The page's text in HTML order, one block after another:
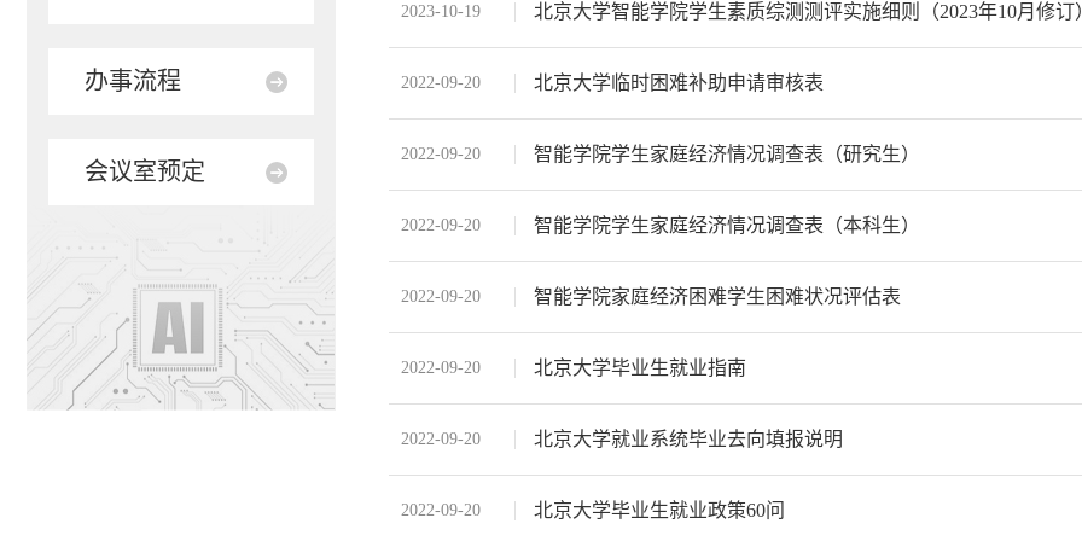
办事流程
会议室预定
2023-10-19 北京大学智能学院学生素质综测测评实施细则（2023年10月修订
2022-09-20 北京大学临时困难补助申请审核表
2022-09-20 智能学院学生家庭经济情况调查表（研究生）
2022-09-20 智能学院学生家庭经济情况调查表（本科生）
2022-09-20 智能学院家庭经济困难学生困难状况评估表
2022-09-20 北京大学毕业生就业指南
2022-09-20 北京大学就业系统毕业去向填报说明
2022-09-20 北京大学毕业生就业政策60问